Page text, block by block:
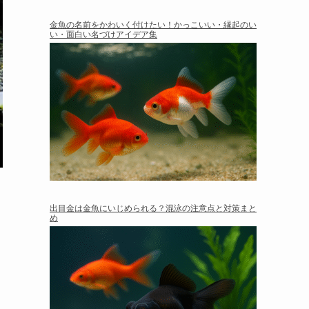
金魚の名前をかわいく付けたい！かっこいい・縁起のい
い・面白い名づけアイデア集
出目金は金魚にいじめられる？混泳の注意点と対策まと
め